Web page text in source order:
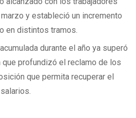
y estableció un incremento
en distintos tramos.
durante el año ya superó
profundizó el reclamo de los
que permita recuperar el